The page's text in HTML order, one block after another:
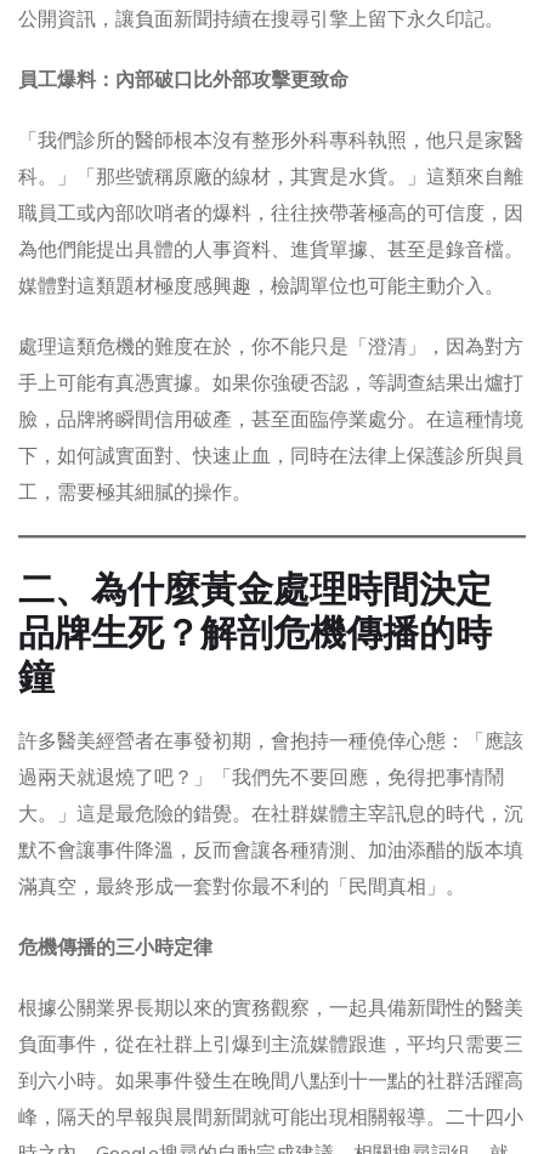
公開資訊，讓負面新聞持續在搜尋引擎上留下永久印記。
員工爆料：內部破口比外部攻擊更致命
「我們診所的醫師根本沒有整形外科專科執照，他只是家醫
科。」「那些號稱原廠的線材，其實是水貨。」這類來自離
職員工或內部吹哨者的爆料，往往挾帶著極高的可信度，因
為他們能提出具體的人事資料、進貨單據、甚至是錄音檔。
媒體對這類題材極度感興趣，檢調單位也可能主動介入。
處理這類危機的難度在於，你不能只是「澄清」，因為對方
手上可能有真憑實據。如果你強硬否認，等調查結果出爐打
臉，品牌將瞬間信用破產，甚至面臨停業處分。在這種情境
下，如何誠實面對、快速止血，同時在法律上保護診所與員
工，需要極其細膩的操作。
二、為什麼黃金處理時間決定
品牌生死？解剖危機傳播的時
鐘
許多醫美經營者在事發初期，會抱持一種僥倖心態：「應該
過兩天就退燒了吧？」「我們先不要回應，免得把事情鬧
大。」這是最危險的錯覺。在社群媒體主宰訊息的時代，沉
默不會讓事件降溫，反而會讓各種猜測、加油添醋的版本填
滿真空，最終形成一套對你最不利的「民間真相」。
危機傳播的三小時定律
根據公關業界長期以來的實務觀察，一起具備新聞性的醫美
負面事件，從在社群上引爆到主流媒體跟進，平均只需要三
到六小時。如果事件發生在晚間八點到十一點的社群活躍高
峰，隔天的早報與晨間新聞就可能出現相關報導。二十四小